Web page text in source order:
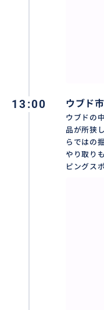
13:00 ウブド
ウブドの
品が所狭
らではの
やり取り
ピングス